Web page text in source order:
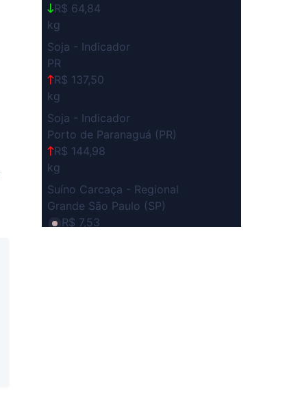
R$ 64,84
kg
Soja - Indicador
PR
R$ 137,50
kg
Soja - Indicador
Porto de Paranaguá (PR)
R$ 144,98
kg
Suíno Carcaça - Regional
Grande São Paulo (SP)
R$ 7,53